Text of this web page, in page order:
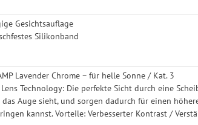
Gesichtsauflage
Silikonband
Lavender Chrome – für helle Sonne / Kat. 3
Technology: Die perfekte Sicht durch eine
Auge sieht, und sorgen dadurch für einen
kannst. Vorteile: Verbesserter Kontrast /